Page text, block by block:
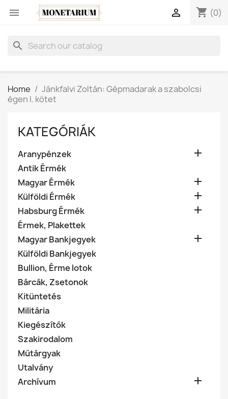
 shopping_cart (0)

search
Home
Jánkfalvi Zoltán: Gépmadarak a szabolcsi
égen I. kötet
KATEGÓRIÁK
Aranypénzek 
Antik Érmék
Magyar Érmék

Külföldi Érmék 
Habsburg Érmék 
Érmek, Plakettek
Magyar Bankjegyek

Külföldi Bankjegyek
Bullion, Érme lotok
Bárcák, Zsetonok
Kitüntetés
Militária
Kiegészítők
Szakirodalom
Műtárgyak
Utalvány
Archívum
